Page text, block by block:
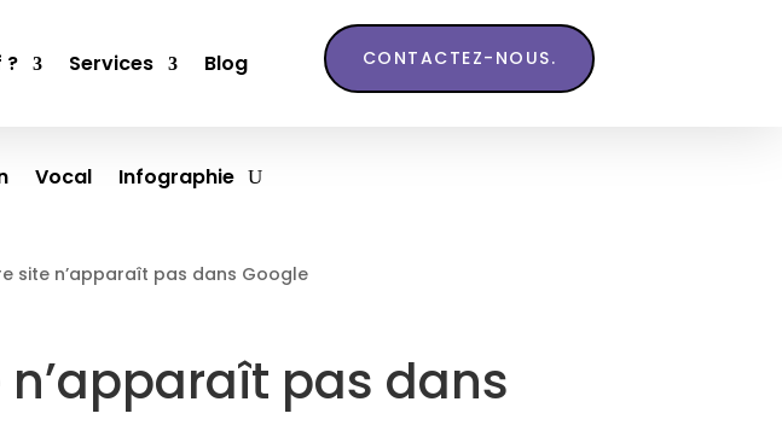
? Services Blog CONTACTEZ-NOUS.
Vocal Infographie
site n’apparaît pas dans Google
n’apparaît pas dans